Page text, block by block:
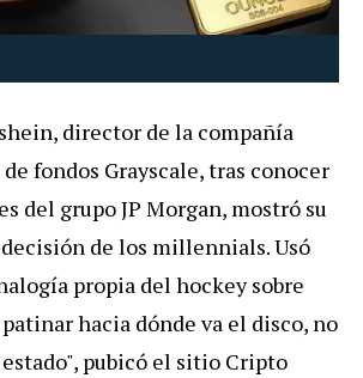
director de la compañía
fondos Grayscale, tras conocer
del grupo JP Morgan, mostró su
de los millennials. Usó
propia del hockey sobre
hacia dónde va el disco, no
pubicó el sitio Cripto